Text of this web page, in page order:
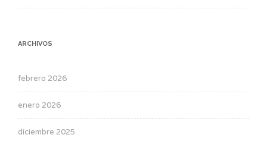
ARCHIVOS
febrero 2026
enero 2026
diciembre 2025